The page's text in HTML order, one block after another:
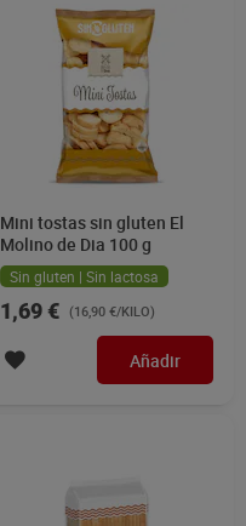
Mini tostas sin gluten El
Molino de Dia 100 g
Sin gluten | Sin lactosa
1,69 € (16,90 €/KILO)
Añadir